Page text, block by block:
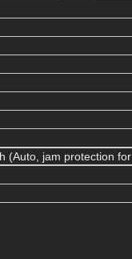
(Auto, jam protection